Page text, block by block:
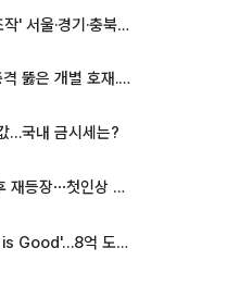
·충북 선관위 등 추가 압수수색
[증시키워드] 반도체 충격 뚫은 개별 호재...포스코퓨처엠·에코프로·한화솔루션 '눈길'
…국내 금시세는?
‘나솔사계’ 국화, 결별 후 재등장⋯첫인상 투표 휩쓸고 ‘인기녀’ 등극
랜드, 용산 대통령실 CI 업체가 수행